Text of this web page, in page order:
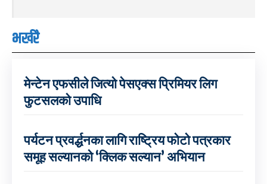
भर्खरै
मेन्टेन एफसीले जित्यो पेसएक्स प्रिमियर लिग
फुटसलको उपाधि
पर्यटन प्रवर्द्धनका लागि राष्ट्रिय फोटो पत्रकार
समूह सल्यानको ‘क्लिक सल्यान’ अभियान